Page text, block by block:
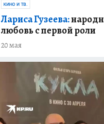
КИНО И ТВ.
Лариса Гузеева:
любовь с первой роли
20 мая